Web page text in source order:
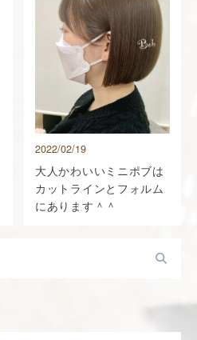
2022/02/19
大人かわいいミニポブは
カットラインとフォルム
にあります＾＾